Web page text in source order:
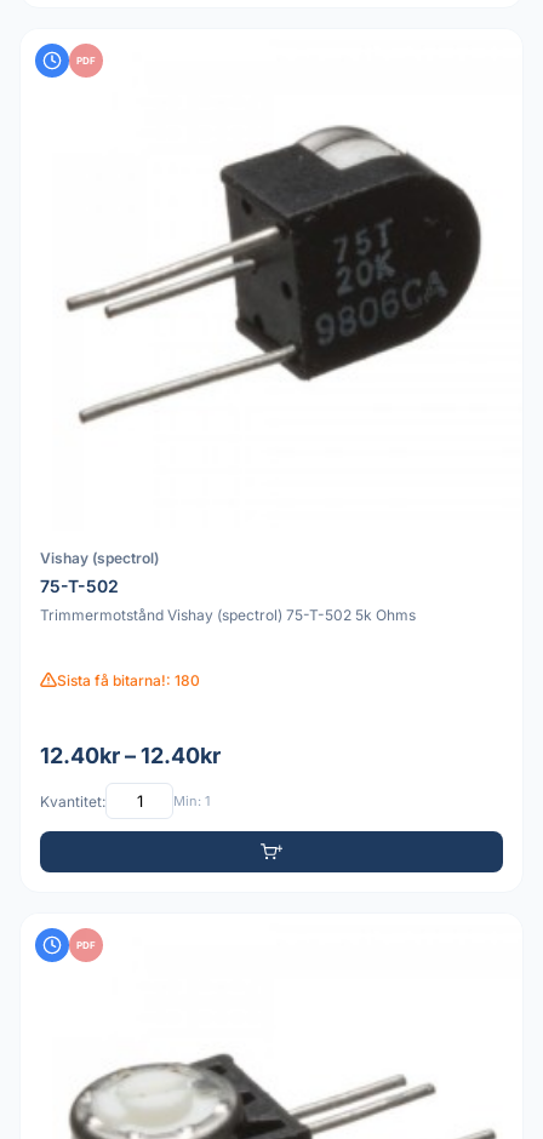
PDF
Vishay (spectrol)
75-T-502
Trimmermotstånd Vishay (spectrol) 75-T-502 5k Ohms
Sista få bitarna!: 180
12.40kr – 12.40kr
Kvantitet: Min: 1
PDF